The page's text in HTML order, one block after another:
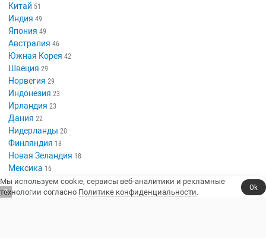
Китай 51
Индия 49
Япония 49
Австралия 46
Южная Корея 42
Швеция 29
Норвегия 29
Индонезия 23
Ирландия 23
Дания 22
Нидерланды 20
Финляндия 18
Новая Зеландия 18
Мексика 16
Аргентина 14
Венгрия 13
Мы используем cookie, сервисы веб-аналитики и рекламные
технологии согласно Политике конфиденциальности.
Ok
6